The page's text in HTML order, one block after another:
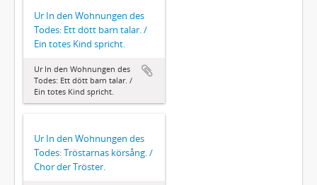
Ur In den Wohnungen des
Todes: Ett dött barn talar. /
Ein totes Kind spricht.
Ur In den Wohnungen des
Todes: Ett dött barn talar. /
Ein totes Kind spricht.
Ur In den Wohnungen des
Todes: Tröstarnas körsång. /
Chor der Tröster.